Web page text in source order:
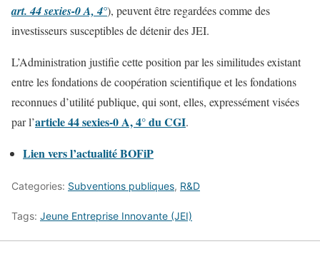
art. 44 sexies-0 A, 4°), peuvent être regardées comme des
investisseurs susceptibles de détenir des JEI.
L’Administration justifie cette position par les similitudes existant
entre les fondations de coopération scientifique et les fondations
reconnues d’utilité publique, qui sont, elles, expressément visées
par l’article 44 sexies-0 A, 4° du CGI.
Lien vers l’actualité BOFiP
Categories: Subventions publiques, R&D
Tags: Jeune Entreprise Innovante (JEI)